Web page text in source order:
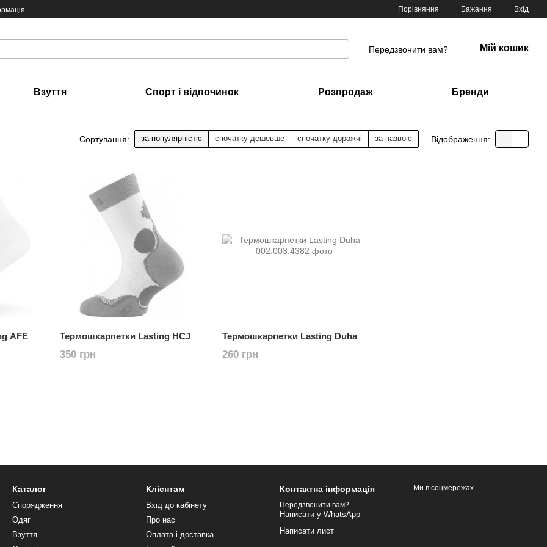
Порівняння Бажання Вхід
Передзвонити вам? Мій кошик
Взуття Спорт і відпочинок Розпродаж Бренди
Сортування: за популярністю спочатку дешевше спочатку дорожчі за назвою Відображення:
AFE Термошкарпетки Lasting HCJ
350 грн
Термошкарпетки Lasting Duha
260 грн
Каталог
Спорядження
Одяг
Взуття
Клієнтам
Вхід до кабінету
Про нас
Оплата і доставка
Контактна інформація
Передзвонити вам?
Написати у WhatsApp
Написати лист
Ми в соцмережах